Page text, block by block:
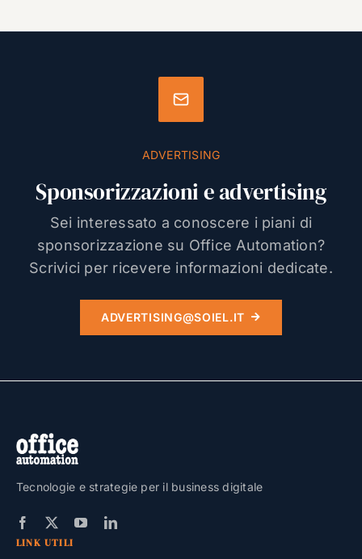
ADVERTISING
Sponsorizzazioni e advertising
Sei interessato a conoscere i piani di
sponsorizzazione su Office Automation?
Scrivici per ricevere informazioni dedicate.
ADVERTISING@SOIEL.IT
Tecnologie e strategie per il business digitale
LINK UTILI